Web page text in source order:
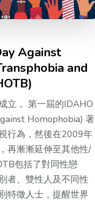
Against
and
⽴， 第⼀屆的IDAHO
Homophobia) 著
⾏為，然後在2009年
再漸漸延伸⾄其他性/
包括了對同性戀
者、雙性⼈及不同性
特徵⼈⼠，提醒世界